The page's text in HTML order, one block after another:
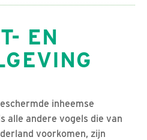
EN
inheemse
alle andere vogels die van
voorkomen, zijn